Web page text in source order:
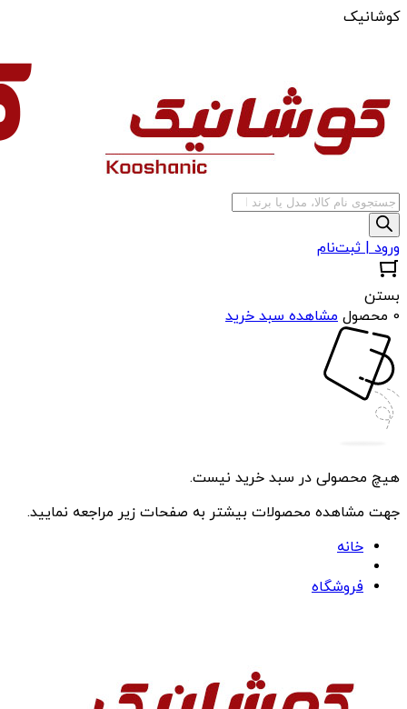
کوشانیک
جستجوی
محصولات
ورود | ثبت‌نام
بستن
0 محصول
مشاهده سبد خرید
هیچ محصولی در سبد خرید نیست.
جهت مشاهده محصولات بیشتر به صفحات زیر مراجعه نمایید.
خانه
فروشگاه